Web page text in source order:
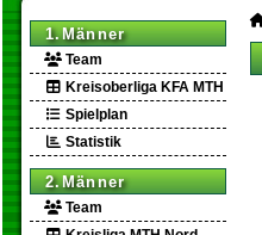
1.Männer
Team
Kreisoberliga KFA MTH
Spielplan
Statistik
2.Männer
Team